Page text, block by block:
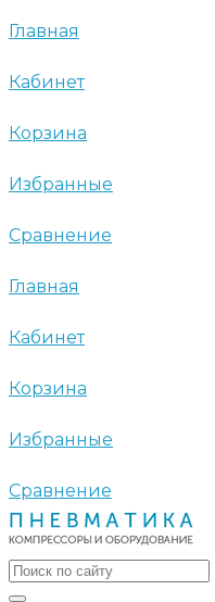
Главная
Кабинет
Корзина
Избранные
Сравнение
Главная
Кабинет
Корзина
Избранные
Сравнение